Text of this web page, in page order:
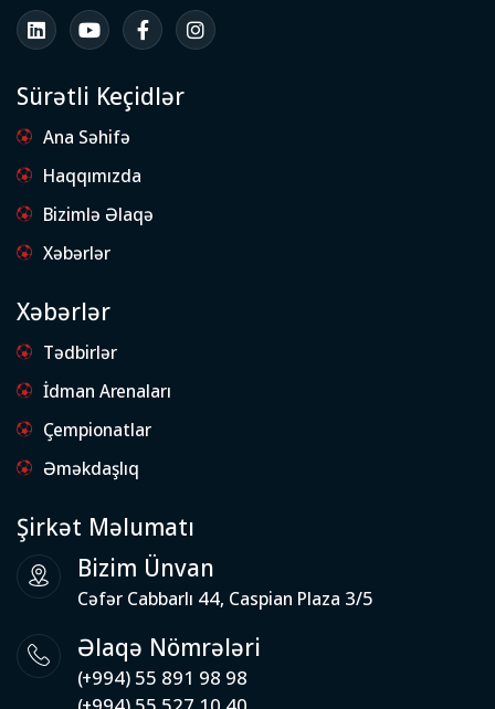
Sürətli Keçidlər
Ana Səhifə
Haqqımızda
Bizimlə Əlaqə
Xəbərlər
Xəbərlər
Tədbirlər
İdman Arenaları
Çempionatlar
Əməkdaşlıq
Şirkət Məlumatı
Bizim Ünvan
Cəfər Cabbarlı 44, Caspian Plaza 3/5
Əlaqə Nömrələri
(+994) 55 891 98 98